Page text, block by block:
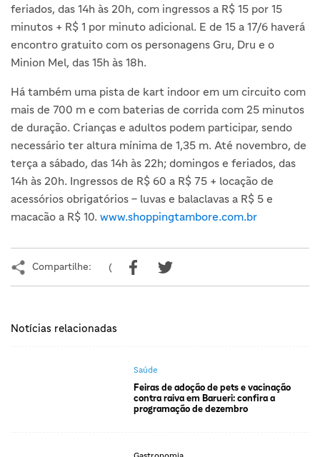
feriados, das 14h às 20h, com ingressos a R$ 15 por 15
minutos + R$ 1 por minuto adicional. E de 15 a 17/6 haverá
encontro gratuito com os personagens Gru, Dru e o
Minion Mel, das 15h às 18h.
Há também uma pista de kart indoor em um circuito com
mais de 700 m e com baterias de corrida com 25 minutos
de duração. Crianças e adultos podem participar, sendo
necessário ter altura mínima de 1,35 m. Até novembro, de
terça a sábado, das 14h às 22h; domingos e feriados, das
14h às 20h. Ingressos de R$ 60 a R$ 75 + locação de
acessórios obrigatórios – luvas e balaclavas a R$ 5 e
macacão a R$ 10. www.shoppingtambore.com.br
Compartilhe: (
Notícias relacionadas
Saúde
Feiras de adoção de pets e vacinação
contra raiva em Barueri: confira a
programação de dezembro